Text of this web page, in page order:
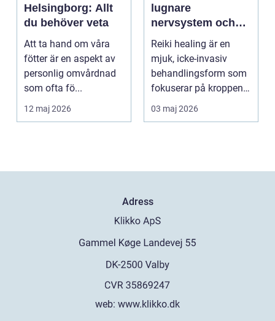
Helsingborg: Allt
du behöver veta
Att ta hand om våra
fötter är en aspekt av
personlig omvårdnad
som ofta fö...
12 maj 2026
lugnare
nervsystem och
djupare
återhämtning
Reiki healing är en
mjuk, icke-invasiv
behandlingsform som
fokuserar på kroppens
egen förmåga att lä...
03 maj 2026
Adress
web: www.klikko.dk